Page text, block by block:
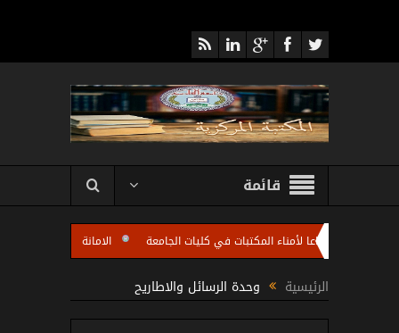
قائمة
تعقد اجتماعا لأمناء المكتبات في كليات الجامعة
الامانة العامة للمكتبة
الرئيسية وحدة الرسائل والاطاريح